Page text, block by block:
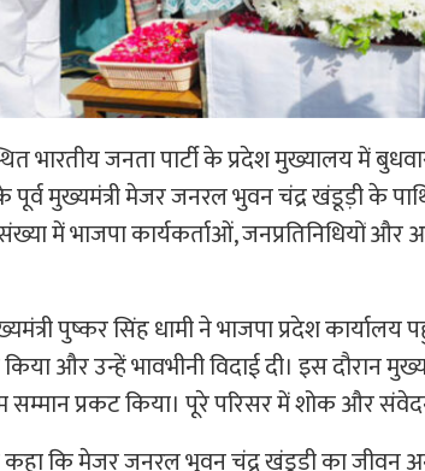
भारतीय जनता पार्टी के प्रदेश मुख्यालय में
पूर्व मुख्यमंत्री मेजर जनरल भुवन चंद्र खंडूड़ी के
में भाजपा कार्यकर्ताओं, जनप्रतिनिधियों
पुष्कर सिंह धामी ने भाजपा प्रदेश कार्यालय
और उन्हें भावभीनी विदाई दी। इस दौरान
प्रकट किया। पूरे परिसर में शोक और
कहा कि मेजर जनरल भुवन चंद्र खंडूड़ी का जीवन